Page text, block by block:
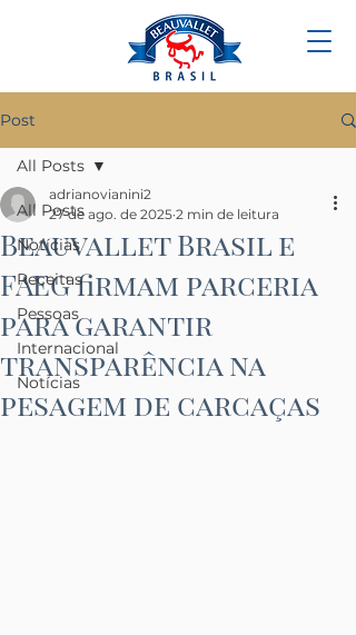
Post
All Posts
Notícias
Receitas
Pessoas
Internacional
Notícias
All Posts
Beauvallet Brasil e
FAEG firmam parceria
para garantir
transparência na
pesagem de carcaças
adrianovianini2
27 de ago. de 2025 2 min de leitura